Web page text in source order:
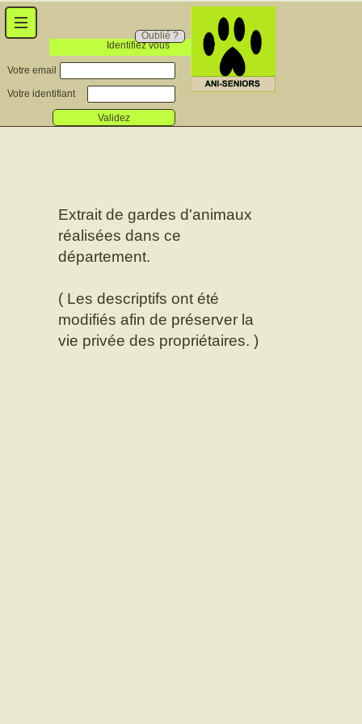
Identifiez vous
Oublié ?
Votre email
Votre identifiant
Validez
Extrait de gardes d'animaux
réalisées dans ce
département.
( Les descriptifs ont été
modifiés afin de préserver la
vie privée des propriétaires. )